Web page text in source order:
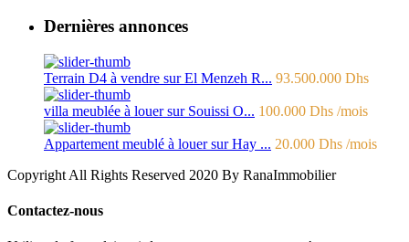
Dernières annonces
Terrain D4 à vendre sur El Menzeh R... 93.500.000 Dhs
villa meublée à louer sur Souissi O... 100.000 Dhs /mois
Appartement meublé à louer sur Hay ... 20.000 Dhs /mois
Copyright All Rights Reserved 2020 By RanaImmobilier
Contactez-nous